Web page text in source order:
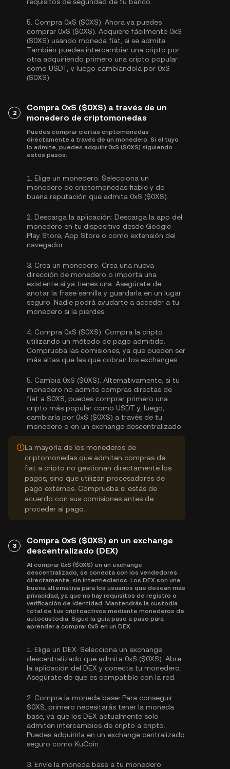
5. Compra 0xS ($0XS): Ahora ya puedes
comprar 0xS ($0XS). Adquiere fácilmente 0xS
($0XS) usando moneda fíat, si se admite.
También puedes intercambiar una cripto por
otra adquiriendo primero una cripto popular
como USDT , y luego cambiándola por 0xS
($0XS).
2
Compra 0xS ($0XS) a través de un
monedero de criptomonedas
Puedes comprar ciertas criptomonedas
directamente a través de un monedero. Si el tuyo
lo admite, puedes adquirir 0xS ($0XS) siguiendo
estos pasos:
1. Elige un monedero: Selecciona un
monedero de criptomonedas fiable y de
buena reputación que admita 0xS ($0XS).
2. Descarga la aplicación: Descarga la app del
monedero en tu dispositivo desde Google
Play Store, App Store o como extensión del
navegador.
3. Crea un monedero: Crea una nueva
dirección de monedero o importa una
existente si ya tienes una. Asegúrate de
anotar la frase semilla y guardarla en un lugar
seguro. Nadie podrá ayudarte a acceder a tu
monedero si la pierdes.
4. Compra 0xS ($0XS): Compra la cripto
utilizando un método de pago admitido.
Comprueba las comisiones, ya que pueden ser
más altas que las que cobran los exchanges.
5. Cambia 0xS ($0XS): Alternativamente, si tu
monedero no admite compras directas de
fíat a $0XS, puedes comprar primero una
cripto más popular como USDT y, luego,
cambiarla por 0xS ($0XS) a través de tu
monedero o en un exchange descentralizado.
La mayoría de los monederos de
criptomonedas que admiten compras de
fiat a cripto no gestionan directamente los
pagos, sino que utilizan procesadores de
pago externos. Comprueba si estás de
acuerdo con sus comisiones antes de
proceder al pago.
3
Compra 0xS ($0XS) en un exchange
descentralizado (DEX)
Al comprar 0xS ($0XS) en un exchange
descentralizado, se conecta con los vendedores
directamente, sin intermediarios. Los DEX son una
buena alternativa para los usuarios que desean más
privacidad, ya que no hay requisitos de registro o
verificación de identidad. Mantendrás la custodia
total de tus criptoactivos mediante monederos de
autocustodia. Sigue la guía paso a paso para
aprender a comprar 0xS en un DEX.
1. Elige un DEX: Selecciona un exchange
descentralizado que admita 0xS ($0XS). Abre
la aplicación del DEX y conecta tu monedero.
Asegúrate de que es compatible con la red.
2. Compra la moneda base: Para conseguir
$0XS, primero necesitarás tener la moneda
base, ya que los DEX actualmente solo
admiten intercambios de cripto a cripto.
Puedes adquirirla en un exchange centralizado
seguro como KuCoin.
3. Envíe la moneda base a tu monedero: